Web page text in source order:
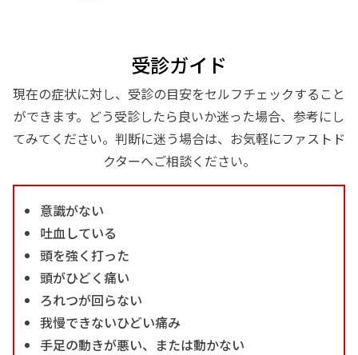
受診ガイド
現在の症状に対し、受診の目安をセルフチェックすること
ができます。どう受診したら良いか迷った場合、参考にし
てみてください。判断に迷う場合は、お気軽にファストド
クターへご相談ください。
意識がない
吐血している
頭を強く打った
頭がひどく痛い
ろれつが回らない
我慢できないひどい痛み
手足の動きが悪い、または動かない